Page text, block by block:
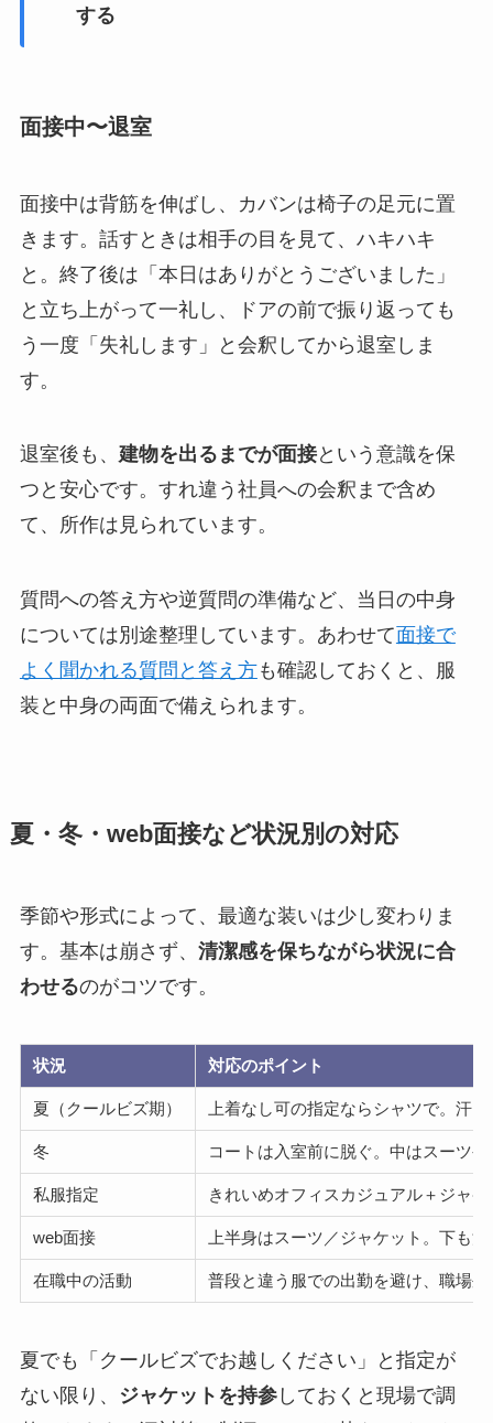
する
面接中〜退室
面接中は背筋を伸ばし、カバンは椅子の足元に置
きます。話すときは相手の目を見て、ハキハキ
と。終了後は「本日はありがとうございました」
と立ち上がって一礼し、ドアの前で振り返っても
う一度「失礼します」と会釈してから退室しま
す。
退室後も、 建物を出るまでが面接という意識を保
つと安心です。すれ違う社員への会釈まで含め
て、所作は見られています。
質問への答え方や逆質問の準備など、当日の中身
については別途整理しています。あわせて面接で
よく聞かれる質問と答え方も確認しておくと、服
装と中身の両面で備えられます。
夏・冬・web面接など状況別の対応
季節や形式によって、最適な装いは少し変わりま
す。基本は崩さず、 清潔感を保ちながら状況に合
わせるのがコツです。
状況 対応のポイント
夏（クールビズ期） 上着なし可の指定ならシャツで。汗
冬 コートは入室前に脱ぐ。中はスーツ
私服指定 きれいめオフィスカジュアル＋ジャ
web面接 上半身はスーツ／ジャケット。下も
在職中の活動 普段と違う服での出勤を避け、職場
夏でも「クールビズでお越しください」と指定が
ない限り、
ジャケットを持参しておくと現場で調